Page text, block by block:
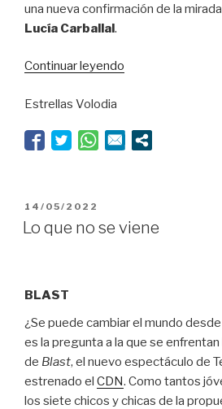
una nueva confirmación de la
Lucía Carballal.
Continuar leyendo
guion”
Estrellas Volodia
PUBLICADO
EL
14/05/2022
Lo que no se viene
BLAST
¿Se puede cambiar el mundo
es la pregunta a la que se
de Blast, el nuevo espectáculo de
estrenado el CDN. Como tantos
los siete chicos y chicas de la